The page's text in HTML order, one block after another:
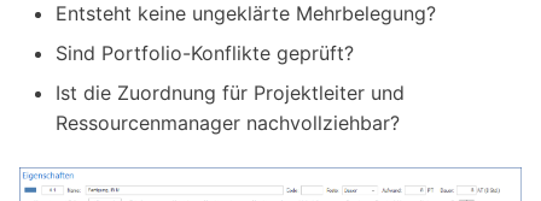
Entsteht keine ungeklärte Mehrbelegung?
Sind Portfolio-Konflikte geprüft?
Ist die Zuordnung für Projektleiter und
Ressourcenmanager nachvollziehbar?